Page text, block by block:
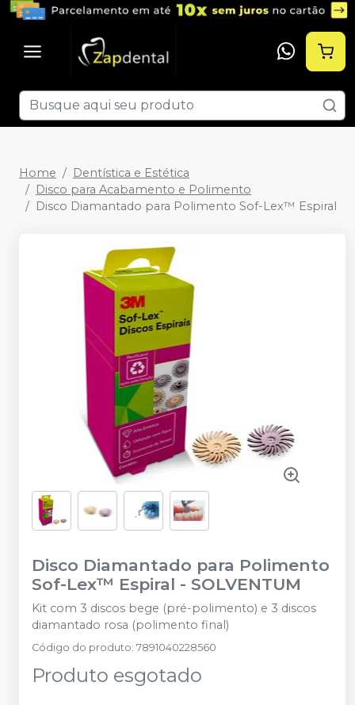
Home
Dentística e Estética
Disco para Acabamento e Polimento
Disco Diamantado para Polimento Sof-Lex™ Espiral
Disco Diamantado para Polimento
Sof-Lex™ Espiral - SOLVENTUM
Kit com 3 discos bege (pré-polimento) e 3 discos
diamantado rosa (polimento final)
Código do produto: 7891040228560
Produto esgotado